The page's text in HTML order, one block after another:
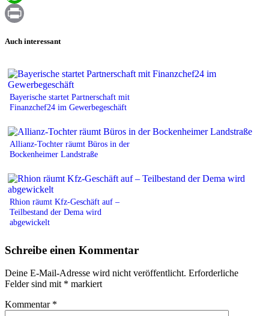
WhatsApp
Auch interessant
Bayerische startet Partnerschaft mit
Finanzchef24 im Gewerbegeschäft
Allianz-Tochter räumt Büros in der
Bockenheimer Landstraße
Rhion räumt Kfz-Geschäft auf –
Teilbestand der Dema wird
abgewickelt
Schreibe einen Kommentar
Deine E-Mail-Adresse wird nicht veröffentlicht. Erforderliche
Felder sind mit * markiert
Kommentar *